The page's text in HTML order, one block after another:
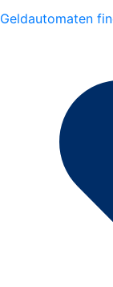
Geldautomaten